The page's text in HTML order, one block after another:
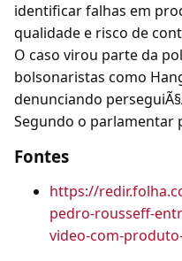
identificar falhas em
qualidade e risco de
O caso virou parte da
bolsonaristas como
denunciando
Segundo o parlamentar
Fontes
https://
pedro-rousseff-
video-com-